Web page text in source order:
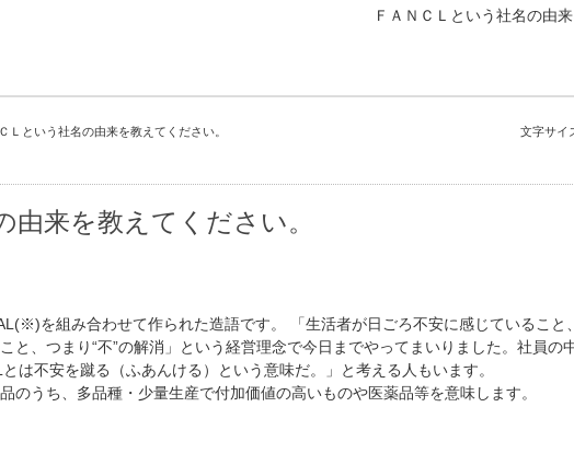
ＦＡＮＣＬという社名の由
文字サイ
Ｌという社名の由来を教えてください。
由来を教えてください。
を組み合わせて作られた造語です。 「生活者が日ごろ不安に感じていること
と、つまり“不”の解消」という経営理念で今日までやってまいりました。社員の中
は不安を蹴る（ふあんける）という意味だ。」と考える人もいます。
のうち、多品種・少量生産で付加価値の高いものや医薬品等を意味します。